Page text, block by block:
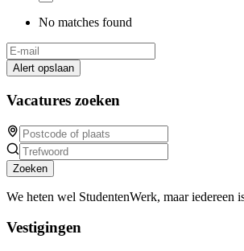
No matches found
Alert opslaan
Vacatures zoeken
Zoeken
We heten wel StudentenWerk, maar
Vestigingen